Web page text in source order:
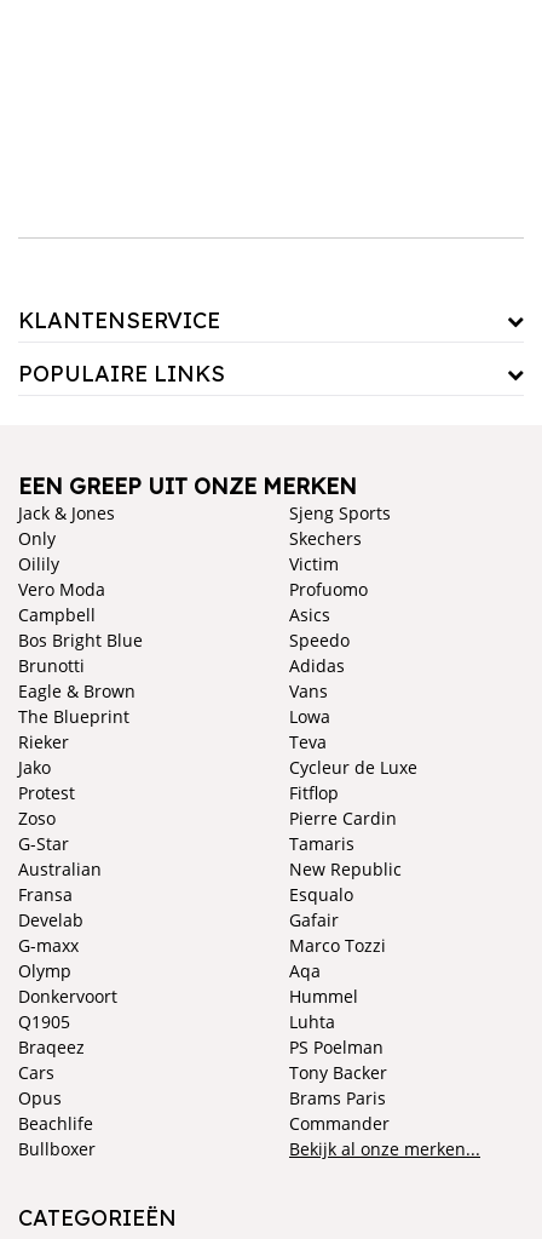
KLANTENSERVICE
POPULAIRE LINKS
EEN GREEP UIT ONZE MERKEN
Jack & Jones
Only
Oilily
Vero Moda
Campbell
Bos Bright Blue
Brunotti
Eagle & Brown
The Blueprint
Rieker
Jako
Protest
Zoso
Sjeng Sports
Skechers
Victim
Profuomo
Asics
Speedo
Adidas
Vans
Lowa
Teva
Cycleur de Luxe
Fitflop
Pierre Cardin
G-Star
Australian
Fransa
Develab
G-maxx
Olymp
Donkervoort
Q1905
Braqeez
Cars
Opus
Beachlife
Bullboxer
Tamaris
New Republic
Esqualo
Gafair
Marco Tozzi
Aqa
Hummel
Luhta
PS Poelman
Tony Backer
Brams Paris
Commander
Bekijk al onze merken...
CATEGORIEËN